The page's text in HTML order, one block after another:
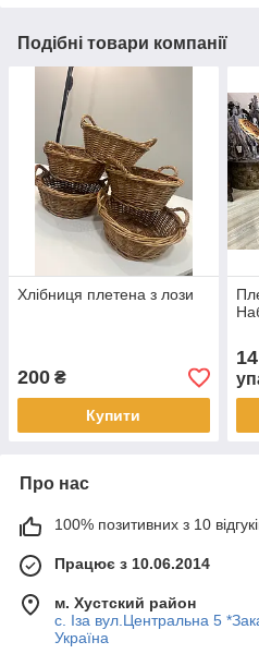
Подібні товари компанії
Хлібниця плетена з лози
200 ₴
Купити
Про нас
100% позитивних з 10
Працює з 10.06.2014
м. Хустский район
с. Іза вул.Центральна 5
Україна